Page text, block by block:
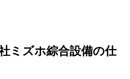
ミズホ綜合設備の仕